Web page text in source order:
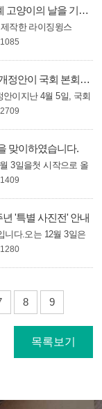
후원 플리마켓을 준비
:) 플리마켓 일
[사료 후원 이벤트 안내] 8/8 세계 고양이의 날을 기념하여 ‘라이징윙스’에서 후원 이벤트를 실시합니다!
작한 라이징윙스
의 일환으로 이번 이벤
캣 패밀리’의 공식
의 사료가 동물보호단
트 참여 방법★유튜브
1085
[동물보호법 개정] 동물보호법 개정안이 국회 본회의를 통과하였습니다.
이지난 4월 5일, 국회
률 개정안이 통합되어
물보호법 개정안에는
강화등의 내용을 포함
벌금에서> 무허가 영
2709
맞이하였습니다.
3일을첫 시작으로 올
안 라이프를 아낌없
들께 감사 드립니다.라
에초심을 잃지 않고
수많은 현실의 벽에
을 잡아주..
1409
'특별 사진전' 안내
니다.오는 12월 3일은
년에 진행하지 못해
하려 합니다 :)처음 진
다!날짜
..
1280
8 9
목록보기